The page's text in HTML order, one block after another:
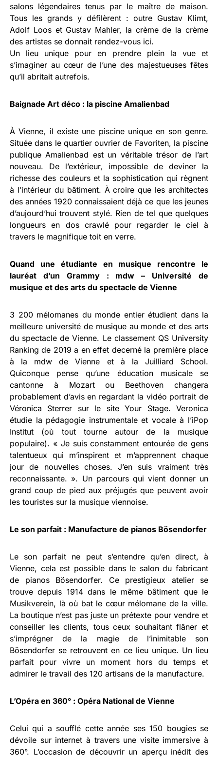
salons légendaires tenus par le maître de maison.
Tous les grands y défilèrent : outre Gustav Klimt,
Adolf Loos et Gustav Mahler, la crème de la crème
des artistes se donnait rendez-vous ici.
Un lieu unique pour en prendre plein la vue et
s’imaginer au cœur de l’une des majestueuses fêtes
qu’il abritait autrefois.
Baignade Art déco : la piscine Amalienbad
À Vienne, il existe une piscine unique en son genre.
Située dans le quartier ouvrier de Favoriten, la piscine
publique Amalienbad est un véritable trésor de l’art
nouveau. De l’extérieur, impossible de deviner la
richesse des couleurs et la sophistication qui règnent
à l’intérieur du bâtiment. À croire que les architectes
des années 1920 connaissaient déjà ce que les jeunes
d’aujourd’hui trouvent stylé. Rien de tel que quelques
longueurs en dos crawlé pour regarder le ciel à
travers le magnifique toit en verre.
Quand une étudiante en musique rencontre le
lauréat d’un Grammy : mdw – Université de
musique et des arts du spectacle de Vienne
3 200 mélomanes du monde entier étudient dans la
meilleure université de musique au monde et des arts
du spectacle de Vienne. Le classement QS University
Ranking de 2019 a en effet decerné la première place
à la mdw de Vienne et à la Juilliard School.
Quiconque pense qu’une éducation musicale se
cantonne à Mozart ou Beethoven changera
probablement d’avis en regardant la vidéo portrait de
Véronica Sterrer sur le site Your Stage. Veronica
étudie la pédagogie instrumentale et vocale à l’iPop
Institut (où tout tourne autour de la musique
populaire). « Je suis constamment entourée de gens
talentueux qui m’inspirent et m’apprennent chaque
jour de nouvelles choses. J’en suis vraiment très
reconnaissante. ». Un parcours qui vient donner un
grand coup de pied aux préjugés que peuvent avoir
les touristes sur la musique viennoise.
Le son parfait : Manufacture de pianos Bösendorfer
Le son parfait ne peut s’entendre qu’en direct, à
Vienne, cela est possible dans le salon du fabricant
de pianos Bösendorfer. Ce prestigieux atelier se
trouve depuis 1914 dans le même bâtiment que le
Musikverein, là où bat le cœur mélomane de la ville.
La boutique n’est pas juste un prétexte pour vendre et
conseiller les clients, tous ceux souhaitant flâner et
s’imprégner de la magie de l’inimitable son
Bösendorfer se retrouvent en ce lieu unique. Un lieu
parfait pour vivre un moment hors du temps et
admirer le travail des 120 artisans de la manufacture.
L’Opéra en 360° : Opéra National de Vienne
Celui qui a soufflé cette année ses 150 bougies se
dévoile sur internet à travers une visite immersive à
360°. L’occasion de découvrir un aperçu inédit des